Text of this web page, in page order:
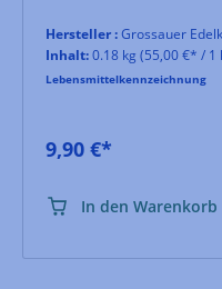
Hersteller :Grossauer
Inhalt:0.18 kg (55,00 €* / 1
Lebensmittelkennzeichnung
9,90 €*
In den Warenkorb